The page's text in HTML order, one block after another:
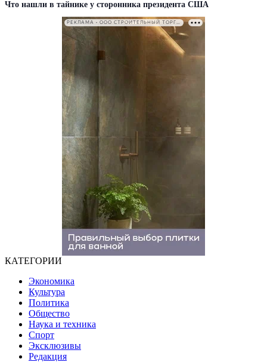
Что нашли в тайнике у сторонника президента США
РЕКЛАМА • ООО СТРОИТЕЛЬНЫЙ ТОРГОВЫЙ ДОМ «ПЕТРОВИЧ». ИНН: 7802348846
КАТЕГОРИИ
Экономика
Культура
Политика
Общество
Наука и техника
Спорт
Эксклюзивы
Редакция